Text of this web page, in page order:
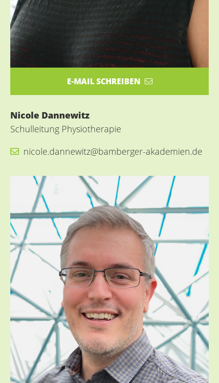
E-MAIL SCHREIBEN
Nicole Dannewitz
Schulleitung Physiotherapie
nicole.dannewitz@bamberger-akademien.de